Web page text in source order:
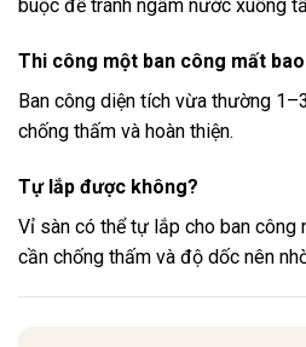
buộc để tránh ngấm nước xuống
Thi công một ban công mất
Ban công diện tích vừa thường
chống thấm và hoàn thiện.
Tự lắp được không?
Vỉ sàn có thể tự lắp cho ban công
cần chống thấm và độ dốc nên